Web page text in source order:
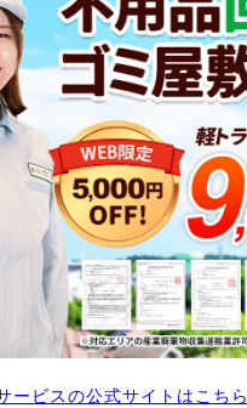
ービスの公式サイトはこちら